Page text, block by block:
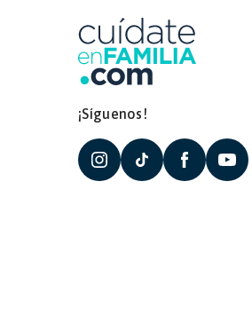
¡Síguenos!